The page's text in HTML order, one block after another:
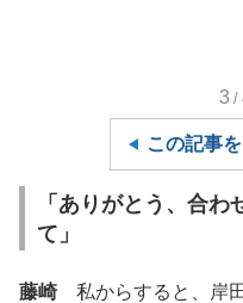
3 /
この記事
「ありがとう、合
て」
藤崎 私からすると、岸